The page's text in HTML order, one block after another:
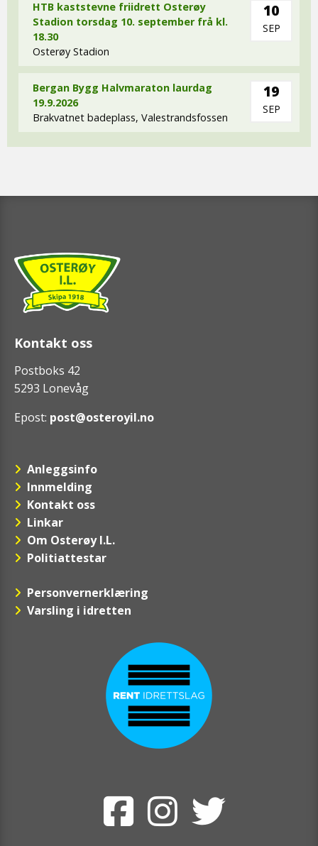
HTB kaststevne friidrett Osterøy
Stadion torsdag 10. september frå kl.
18.30
Osterøy Stadion
10
SEP
Bergan Bygg Halvmaraton laurdag
19.9.2026
Brakvatnet badeplass, Valestrandsfossen
19
SEP
Kontakt oss
Postboks 42
5293 Lonevåg
Epost: post@osteroyil.no
Anleggsinfo
Innmelding
Kontakt oss
Linkar
Om Osterøy I.L.
Politiattestar
Personvernerklæring
Varsling i idretten